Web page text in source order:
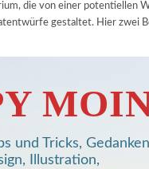
die von einer
gestaltet. Hier zwei
und Tricks, Gedanken
Illustration,